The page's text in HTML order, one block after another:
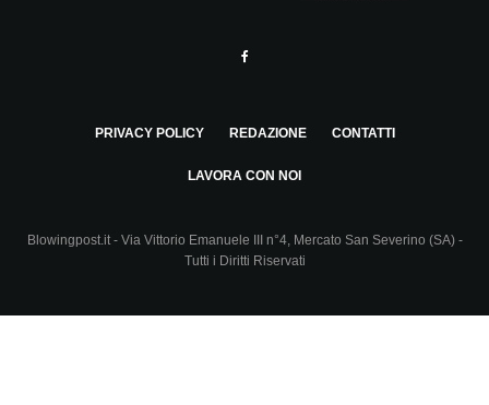
PRIVACY POLICY REDAZIONE CONTATTI
LAVORA CON NOI
Blowingpost.it - Via Vittorio Emanuele III n°4, Mercato San Severino (SA) -
Tutti i Diritti Riservati